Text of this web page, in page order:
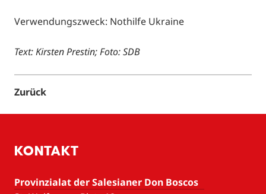
Verwendungszweck: Nothilfe Ukraine
Text: Kirsten Prestin; Foto: SDB
Zurück
KONTAKT
Provinzialat der Salesianer Don Boscos